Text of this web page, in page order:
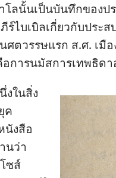
โล​นั้น​เป็น​บันทึก​ของ​
ไบเบิล​เกี่ยว​กับ​ประส
ศตวรรษ​แรก ส.ศ. เมื
การ​นมัสการ​เทพ​ธิดา​
ง​ใน​สิ่ง​
ค​
นังสือ​
น​ว่า​
ซส์​